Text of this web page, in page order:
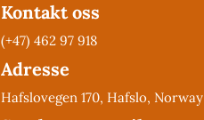
Kontakt oss
(+47) 462 97 918
Adresse
Hafslovegen 170, Hafslo, Norway